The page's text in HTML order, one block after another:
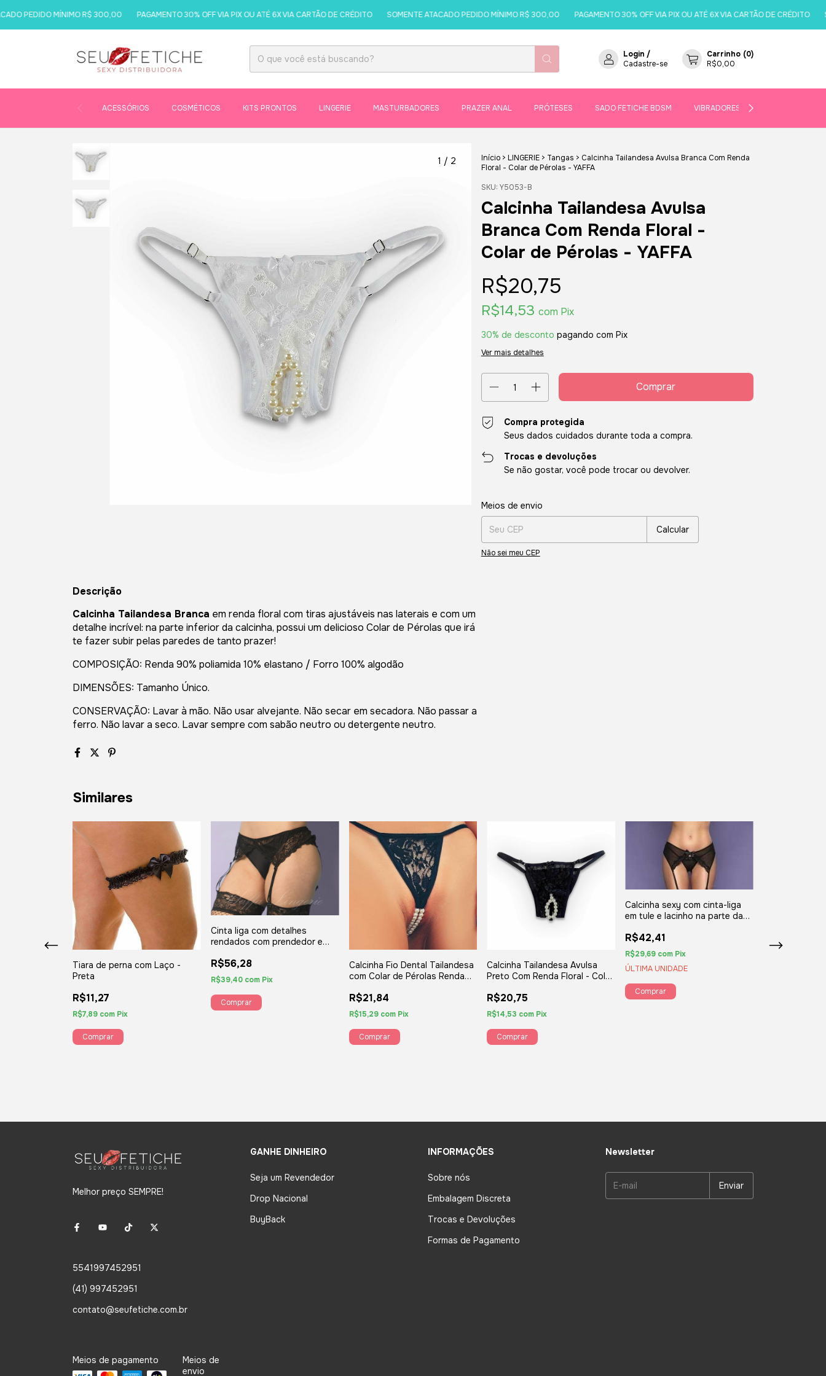
PEDIDO MÍNIMO R$ 300,00 PAGAMENTO 30% OFF VIA PIX OU ATÉ 6X VIA CARTÃO DE CRÉDITO SOMENTE ATACADO PEDIDO MÍNIMO R$ 300,00 PAGAMENTO 30% OFF VIA PIX OU ATÉ 6X VIA CARTÃO DE CRÉDITO
Login /
Cadastre-se
Carrinho (0)
R$0,00
ACESSÓRIOS COSMÉTICOS KITS PRONTOS LINGERIE MASTURBADORES PRAZER ANAL PRÓTESES SADO FETICHE BDSM VIBRADORES
1 / 2 Início > LINGERIE > Tangas > Calcinha Tailandesa Avulsa Branca Com Renda
Floral - Colar de Pérolas - YAFFA
SKU: Y5053-B
Calcinha Tailandesa Avulsa
Branca Com Renda Floral -
Colar de Pérolas - YAFFA
R$20,75
R$14,53 com Pix
30% de desconto pagando com Pix
Ver mais detalhes
Compra protegida
Seus dados cuidados durante toda a compra.
Trocas e devoluções
Se não gostar, você pode trocar ou devolver.
Entregas para o CEP:
Meios de envio
Calcular
Não sei meu CEP
Descrição
Calcinha Tailandesa Branca em renda floral com tiras ajustáveis nas laterais e com um
detalhe incrível: na parte inferior da calcinha, possui um delicioso Colar de Pérolas que irá
te fazer subir pelas paredes de tanto prazer!
COMPOSIÇÃO: Renda 90% poliamida 10% elastano / Forro 100% algodão
DIMENSÕES: Tamanho Único.
CONSERVAÇÃO: Lavar à mão. Não usar alvejante. Não secar em secadora. Não passar a
ferro. Não lavar a seco. Lavar sempre com sabão neutro ou detergente neutro.
Similares
Tiara de perna com Laço -
Preta
R$11,27
R$7,89 com Pix
Cinta liga com detalhes
rendados com prendedor e
meia - YAFFA Lingerie
R$56,28
R$39,40 com Pix
Calcinha Fio Dental Tailandesa
com Colar de Pérolas Renda
R$21,84
R$15,29 com Pix
Calcinha Tailandesa Avulsa
Preto Com Renda Floral - Colar
R$20,75
R$14,53 com Pix
Calcinha sexy com cinta-liga
em tule e lacinho na parte da
R$42,41
R$29,69 com Pix
ÚLTIMA UNIDADE
Melhor preço SEMPRE!
5541997452951
(41) 997452951
contato@seufetiche.com.br
GANHE DINHEIRO
Seja um Revendedor
Drop Nacional
BuyBack
INFORMAÇÕES
Sobre nós
Embalagem Discreta
Trocas e Devoluções
Formas de Pagamento
Newsletter
Meios de pagamento
Meios de
envio